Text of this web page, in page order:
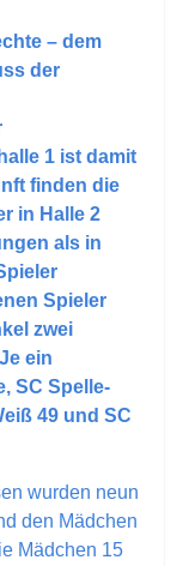
– dem
der
1 ist damit
finden die
in Halle 2
als in
Spieler
zwei
ein
SC Spelle-
49 und SC
wurden neun
den Mädchen
Mädchen 15